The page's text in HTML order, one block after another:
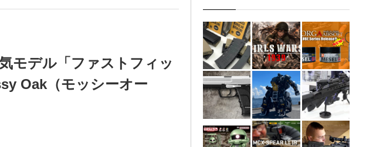
モデル「ファストフィッ
Oak（モッシーオー